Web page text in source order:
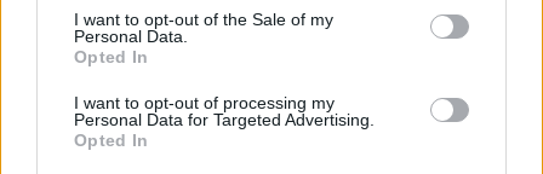
consent section.
I want to opt-out of the Sale of my
Personal Data.
Opted In
I want to opt-out of processing my
Personal Data for Targeted Advertising.
Opted In
másodfokúra csökken a riasztás